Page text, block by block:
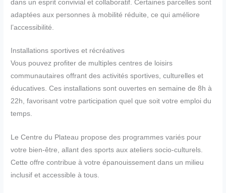
dans un esprit convivial et collaboratif. Certaines parcelles sont
adaptées aux personnes à mobilité réduite, ce qui améliore
l’accessibilité.
Installations sportives et récréatives
Vous pouvez profiter de multiples centres de loisirs
communautaires offrant des activités sportives, culturelles et
éducatives. Ces installations sont ouvertes en semaine de 8h à
22h, favorisant votre participation quel que soit votre emploi du
temps.
Le Centre du Plateau propose des programmes variés pour
votre bien-être, allant des sports aux ateliers socio-culturels.
Cette offre contribue à votre épanouissement dans un milieu
inclusif et accessible à tous.